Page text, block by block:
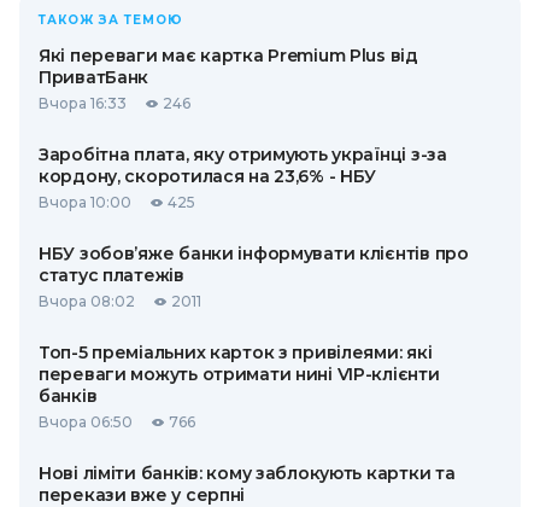
ТАКОЖ ЗА ТЕМОЮ
Які переваги має картка Premium Plus від
ПриватБанк
Вчора 16:33 246
Заробітна плата, яку отримують українці з-за
кордону, скоротилася на 23,6% - НБУ
Вчора 10:00 425
НБУ зобов’яже банки інформувати клієнтів про
статус платежів
Вчора 08:02 2011
Топ-5 преміальних карток з привілеями: які
переваги можуть отримати нині VIP-клієнти
банків
Вчора 06:50 766
Нові ліміти банків: кому заблокують картки та
перекази вже у серпні